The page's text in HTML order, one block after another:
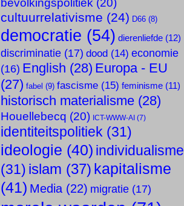
cultuurrelativisme (24) D66 (8)
democratie (54) dierenliefde (12)
discriminatie (17) dood (14) economie
(16) English (28) Europa - EU
(27) fabel (9) fascisme (15) feminisme (11)
historisch materialisme (28)
Houellebecq (20) ICT-WWW-AI (7)
identiteitspolitiek (31)
ideologie (40) individualisme
(31) islam (37) kapitalisme
(41) Media (22) migratie (17)